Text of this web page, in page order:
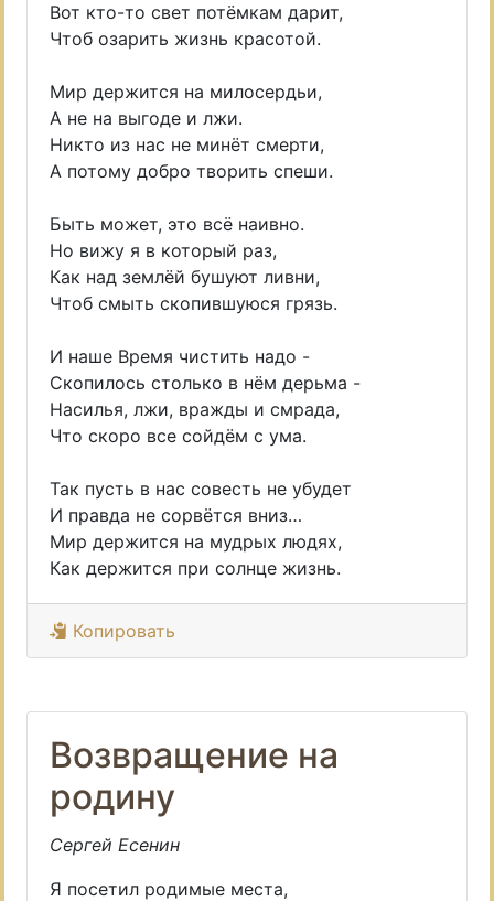
Вот кто-то свет потёмкам дарит,
Чтоб озарить жизнь красотой.
Мир держится на милосердьи,
А не на выгоде и лжи.
Никто из нас не минёт смерти,
А потому добро творить спеши.
Быть может, это всё наивно.
Но вижу я в который раз,
Как над землёй бушуют ливни,
Чтоб смыть скопившуюся грязь.
И наше Время чистить надо -
Скопилось столько в нём дерьма -
Насилья, лжи, вражды и смрада,
Что скоро все сойдём с ума.
Так пусть в нас совесть не убудет
И правда не сорвётся вниз…
Мир держится на мудрых людях,
Как держится при солнце жизнь.
Копировать
Возвращение на
родину
Сергей Есенин
Я посетил родимые места,